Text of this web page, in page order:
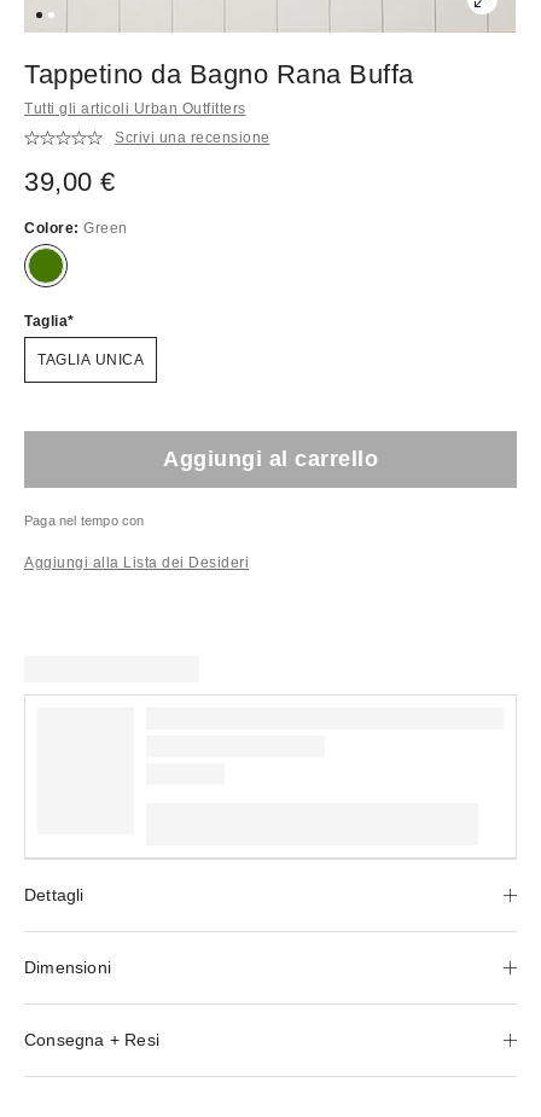
Tappetino da Bagno Rana Buffa
Tutti gli articoli Urban Outfitters
Scrivi una recensione
39,00 €
Colore: Green
Taglia
TAGLIA UNICA
Aggiungi al carrello
Paga nel tempo con
Aggiungi alla Lista dei Desideri
Dettagli
Dimensioni
Consegna + Resi